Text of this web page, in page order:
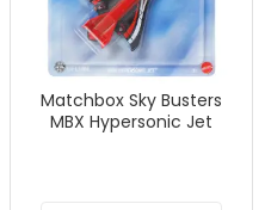
Matchbox Sky Busters
MBX Hypersonic Jet